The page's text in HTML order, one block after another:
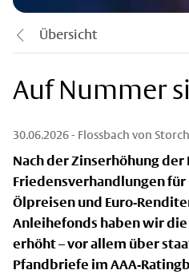
Übersicht
Auf Nummer
30.06.2026- Flossbach von
Nach der Zinserhöhung der
Friedensverhandlungen für
Ölpreisen und Euro-
Anleihefonds haben wir die
erhöht – vor allem über
Pfandbriefe im AAA-